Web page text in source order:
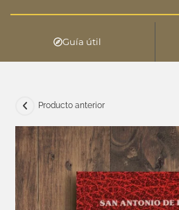
Guía útil
Producto anterior